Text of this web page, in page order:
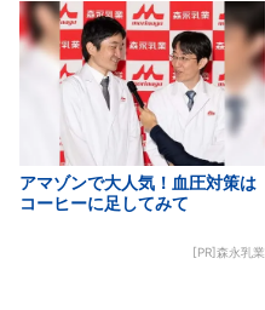
アマゾンで大人気！血圧対策は
コーヒーに足してみて
[PR]森永乳業